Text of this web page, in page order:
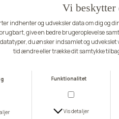
DKK 449,00
DKK 134,70